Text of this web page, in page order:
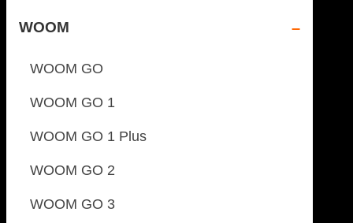
WOOM
WOOM GO
WOOM GO 1
WOOM GO 1 Plus
WOOM GO 2
WOOM GO 3